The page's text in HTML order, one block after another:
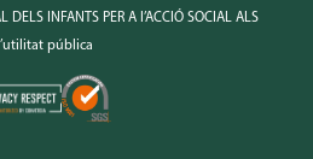
DELS INFANTS PER A l’ACCIÓ SOCIAL ALS
pública